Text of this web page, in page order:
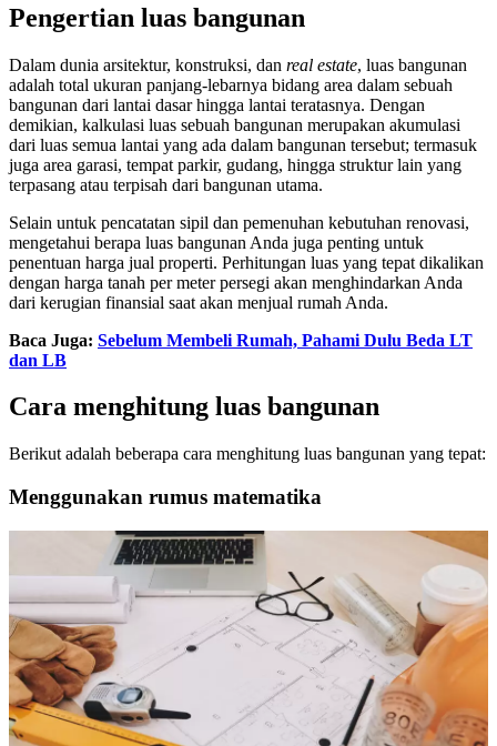
Pengertian luas bangunan
Dalam dunia arsitektur, konstruksi, dan real estate, luas bangunan
adalah total ukuran panjang-lebarnya bidang area dalam sebuah
bangunan dari lantai dasar hingga lantai teratasnya. Dengan
demikian, kalkulasi luas sebuah bangunan merupakan akumulasi
dari luas semua lantai yang ada dalam bangunan tersebut; termasuk
juga area garasi, tempat parkir, gudang, hingga struktur lain yang
terpasang atau terpisah dari bangunan utama.
Selain untuk pencatatan sipil dan pemenuhan kebutuhan renovasi,
mengetahui berapa luas bangunan Anda juga penting untuk
penentuan harga jual properti. Perhitungan luas yang tepat dikalikan
dengan harga tanah per meter persegi akan menghindarkan Anda
dari kerugian finansial saat akan menjual rumah Anda.
Baca Juga: Sebelum Membeli Rumah, Pahami Dulu Beda LT
dan LB
Cara menghitung luas bangunan
Berikut adalah beberapa cara menghitung luas bangunan yang tepat:
Menggunakan rumus matematika